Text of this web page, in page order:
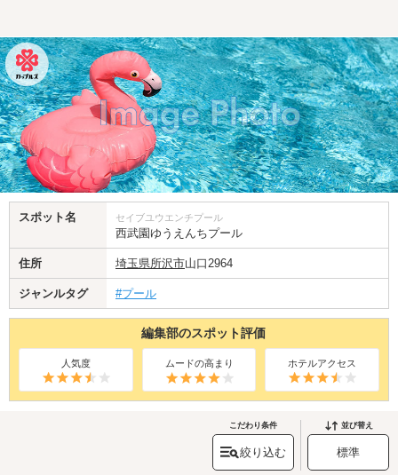
スポット名 セイブユウエンチプール
西武園ゆうえんちプール
住所 埼玉県所沢市山口2964
ジャンルタグ #プール
編集部のスポット評価
人気度 ムードの高まり ホテルアクセス
こだわり条件
絞り込む
並び替え
標準